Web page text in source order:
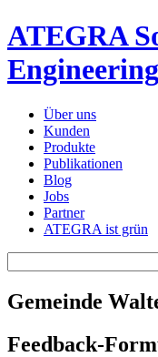
ATEGRA
Engineering
Über uns
Kunden
Produkte
Publikationen
Blog
Jobs
Partner
ATEGRA ist grün
Gemeinde
Feedback-